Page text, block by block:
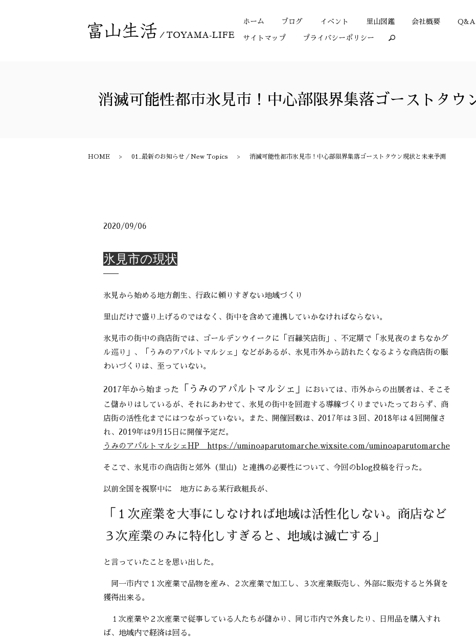
ホーム ブログ イベント 里山図鑑 会社概要 Q&A
サイトマップ プライバシーポリシー search
消滅可能性都市氷見市！中心部限界集落ゴーストタウ
HOME 01_最新のお知らせ／New Topics 消滅可能性都市氷見市！中心部限界集落ゴーストタウン現状と未来予測
2020/09/06
氷見市の現状
氷見から始める地方創生、行政に頼りすぎない地域づくり
里山だけで盛り上げるのではなく、街中を含めて連携していかなければならない。
氷見市の街中の商店街では、ゴールデンウイークに「百縁笑店街」、不定期で「氷見夜のまちなかグ
ル巡り」、「うみのアパルトマルシェ」などがあるが、氷見市外から訪れたくなるような商店街の賑
わいづくりは、至っていない。
2017年から始まった 「うみのアパルトマルシェ」
においては、市外からの出展者は、そこそ
こ儲かりはしているが、それにあわせて、氷見の街中を回遊する導線づくりまでいたっておらず、商
店街の活性化までにはつながっていない。また、開催回数は、2017年は３回、2018年は４回開催さ
れ、2019年は9月15日に開催予定だ。
うみのアパルトマルシェHP https://uminoaparutomarche.wixsite.com/uminoaparutomarche
そこで、氷見市の商店街と郊外（里山）と連携の必要性について、今回のblog投稿を行った。
以前全国を視察中に 地方にある某行政組長が、
「１次産業を大事にしなければ地域は活性化しない。商店など
３次産業のみに特化しすぎると、地域は滅亡する」
と言っていたことを思い出した。
同一市内で１次産業で品物を産み、２次産業で加工し、３次産業販売し、外部に販売すると外貨を
獲得出来る。
１次産業や２次産業で従事している人たちが儲かり、同じ市内で外食したり、日用品を購入すれ
ば、地域内で経済は回る。